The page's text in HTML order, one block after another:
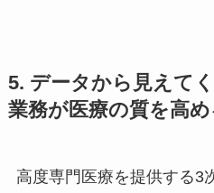
5. データから見えて
業務が医療の質を高め
高度専門医療を提供する3